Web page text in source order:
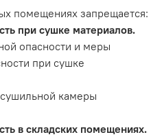
помещениях запрещается:
при сушке материалов.
опасности и меры
при сушке
камеры
в складских помещениях.